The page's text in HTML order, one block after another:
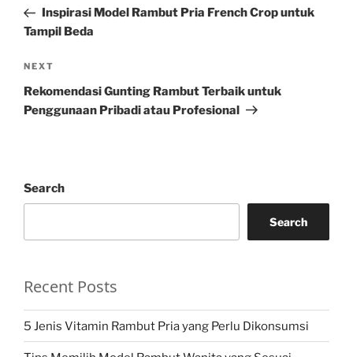
PostInspirasi Model Rambut Pria French Crop untuk
Tampil Beda
Next
Post
NEXT
Rekomendasi Gunting Rambut Terbaik untuk
Penggunaan Pribadi atau Profesional
Search
Search
Recent Posts
5 Jenis Vitamin Rambut Pria yang Perlu Dikonsumsi